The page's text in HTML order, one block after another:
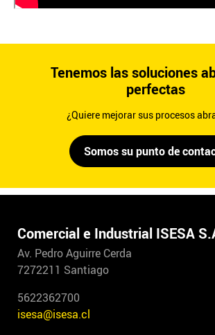
Tenemos las soluciones
perfectas
¿Quiere mejorar sus procesos
Somos su punto de
Comercial e Industrial ISESA
Av. Pedro Aguirre Cerda
7272211 Santiago
5622362700
isesa@isesa.cl